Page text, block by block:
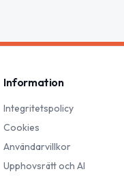
Information
Integritetspolicy
Cookies
Användarvillkor
Upphovsrätt och AI